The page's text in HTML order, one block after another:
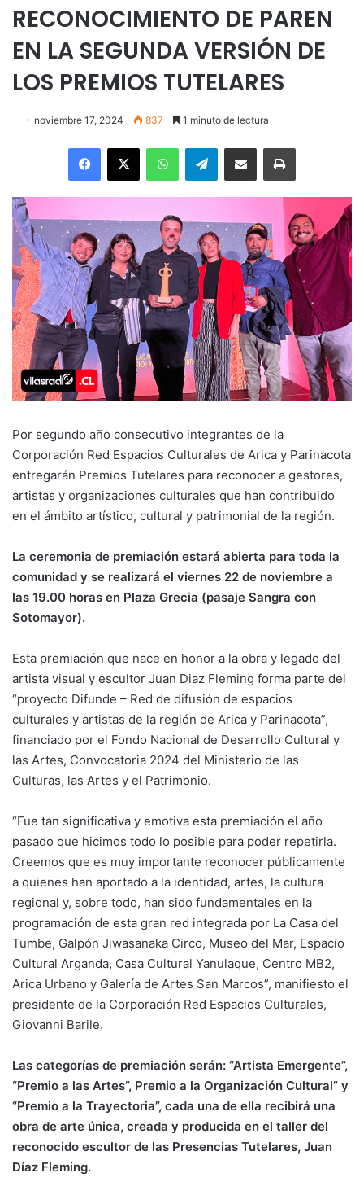
RECONOCIMIENTO DE PAREN
EN LA SEGUNDA VERSIÓN DE
LOS PREMIOS TUTELARES
noviembre 17, 2024 837 1 minuto de lectura
Facebook
X WhatsAppTelegramEnviar vía email Imprimir
Por segundo año consecutivo integrantes de la
Corporación Red Espacios Culturales de Arica y Parinacota
entregarán Premios Tutelares para reconocer a gestores,
artistas y organizaciones culturales que han contribuido
en el ámbito artístico, cultural y patrimonial de la región.
La ceremonia de premiación estará abierta para toda la
comunidad y se realizará el viernes 22 de noviembre a
las 19.00 horas en Plaza Grecia (pasaje Sangra con
Sotomayor).
Esta premiación que nace en honor a la obra y legado del
artista visual y escultor Juan Diaz Fleming forma parte del
“proyecto Difunde – Red de difusión de espacios
culturales y artistas de la región de Arica y Parinacota”,
financiado por el Fondo Nacional de Desarrollo Cultural y
las Artes, Convocatoria 2024 del Ministerio de las
Culturas, las Artes y el Patrimonio.
“Fue tan significativa y emotiva esta premiación el año
pasado que hicimos todo lo posible para poder repetirla.
Creemos que es muy importante reconocer públicamente
a quienes han aportado a la identidad, artes, la cultura
regional y, sobre todo, han sido fundamentales en la
programación de esta gran red integrada por La Casa del
Tumbe, Galpón Jiwasanaka Circo, Museo del Mar, Espacio
Cultural Arganda, Casa Cultural Yanulaque, Centro MB2,
Arica Urbano y Galería de Artes San Marcos”, manifiesto el
presidente de la Corporación Red Espacios Culturales,
Giovanni Barile.
Las categorías de premiación serán: “Artista Emergente”,
“Premio a las Artes”, Premio a la Organización Cultural” y
“Premio a la Trayectoria”, cada una de ella recibirá una
obra de arte única, creada y producida en el taller del
reconocido escultor de las Presencias Tutelares, Juan
Díaz Fleming.